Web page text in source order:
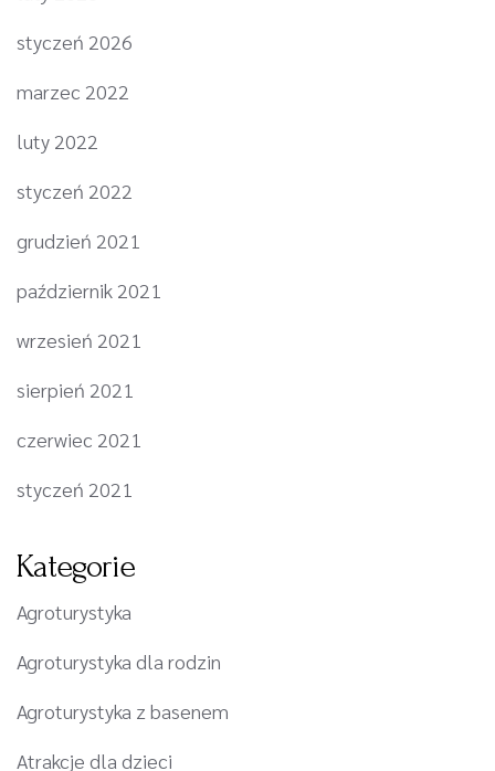
styczeń 2026
marzec 2022
luty 2022
styczeń 2022
grudzień 2021
październik 2021
wrzesień 2021
sierpień 2021
czerwiec 2021
styczeń 2021
Kategorie
Agroturystyka
Agroturystyka dla rodzin
Agroturystyka z basenem
Atrakcje dla dzieci